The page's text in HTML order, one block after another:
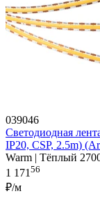
039046
Светодиодная
IP20, CSP, 2.5m)
Warm | Тёплый
1 171 56
₽/м